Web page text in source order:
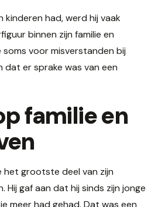
kinderen had, werd hij vaak
binnen zijn familie en
voor misverstanden bij
dat er sprake was van een
familie en
het grootste deel van zijn
Hij gaf aan dat hij sinds zijn jonge
meer had gehad. Dat was een